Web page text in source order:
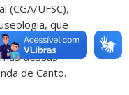
(CGA/UFSC),
que
açoriano em
dessas
de Canto.